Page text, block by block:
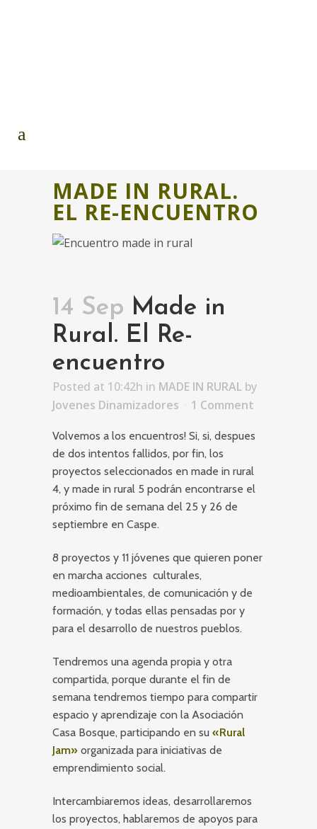
MADE IN RURAL.
EL RE-ENCUENTRO
14 Sep Made in
Rural. El Re-
encuentro
Posted at 10:42h in MADE IN RURAL by
Jovenes Dinamizadores
1 Comment
Volvemos a los encuentros! Si, si, despues
de dos intentos fallidos, por fin, los
proyectos seleccionados en made in rural
4, y made in rural 5 podrán encontrarse el
próximo fin de semana del 25 y 26 de
septiembre en Caspe.
8 proyectos y 11 jóvenes que quieren poner
en marcha acciones culturales,
medioambientales, de comunicación y de
formación, y todas ellas pensadas por y
para el desarrollo de nuestros pueblos.
Tendremos una agenda propia y otra
compartida, porque durante el fin de
semana tendremos tiempo para compartir
espacio y aprendizaje con la Asociación
Casa Bosque, participando en su «Rural
Jam» organizada para iniciativas de
emprendimiento social.
Intercambiaremos ideas, desarrollaremos
los proyectos, hablaremos de apoyos para